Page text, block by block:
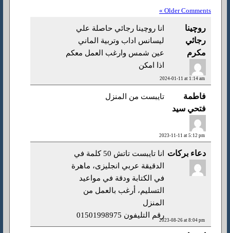
« Older Comments
روچينا
رجائي
مكرم
2024-01-11 at 1:14 am
انا روچينا رجائي حاصلة علي
ليسانس اداب وتربية الماني
عين شمس وارغب العمل معكم
اذا امكن
فاطمة
فتحي سيد
2023-11-11 at 5:12 pm
تايبست من المنزل
دعاء بركات
2023-08-26 at 8:04 pm
انا تايبست تاتش 50 كلمة في
الدقيقة عربي انجليزى، ماهرة
في الكتابة ودقة في مواعيد
التسليم، أرغب بالعمل من
المنزل
رقم التليفون 01501998975